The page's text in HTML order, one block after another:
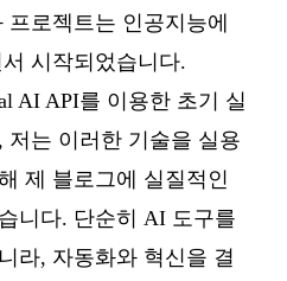
로젝트는 인공지능에
시작되었습니다.
AI API를 이용한 초기 실
저는 이러한 기술을 실용
제 블로그에 실질적인
니다. 단순히 AI 도구를
라, 자동화와 혁신을 결